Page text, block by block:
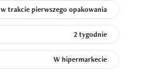
w trakcie pierwszego opakowania
2 tygodnie
W hipermarkecie